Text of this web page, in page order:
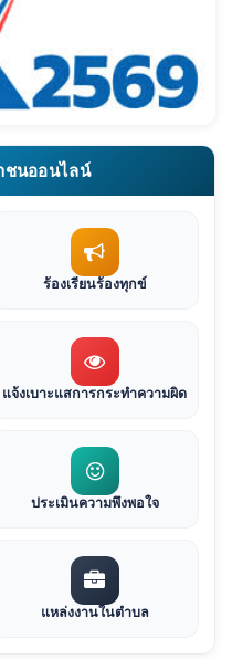
ชนออนไลน์
ร้องเรียนร้องทุกข์
แจ้งเบาะแสการกระทำความผิด
ประเมินความพึงพอใจ
แหล่งงานในตำบล